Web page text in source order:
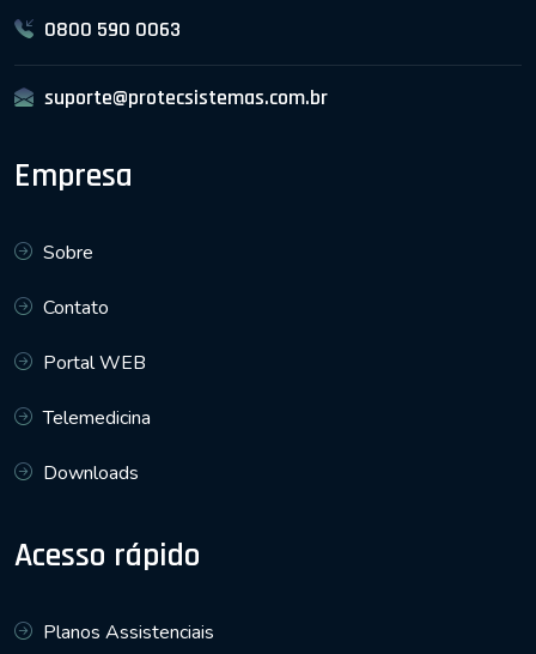
0800 590 0063
suporte@protecsistemas.com.br
Empresa
Sobre
Contato
Portal WEB
Telemedicina
Downloads
Acesso rápido
Planos Assistenciais